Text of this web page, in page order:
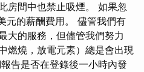
房間中也禁止吸煙。 如果忽
元的薪酬費用。 儘管我們有
大的服務，但儘管我們努力
燃燒，放電元素）總是會出現
告是否在登錄後一小時內發